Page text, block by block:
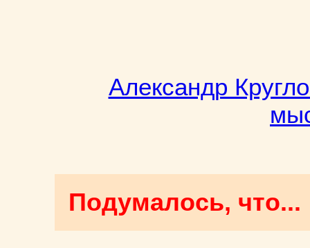
Александр
Подумалось, что...